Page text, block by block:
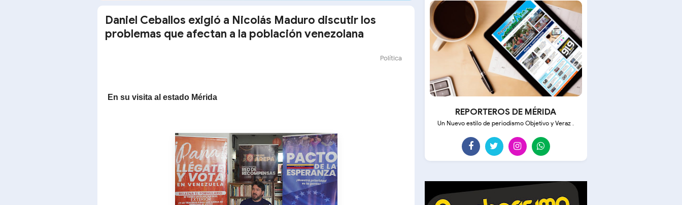
Daniel Ceballos exigió a Nicolás Maduro discutir los
problemas que afectan a la población venezolana
Política
En su visita al estado Mérida
REPORTEROS DE MÉRIDA
Un Nuevo estilo de periodismo Objetivo y Veraz .